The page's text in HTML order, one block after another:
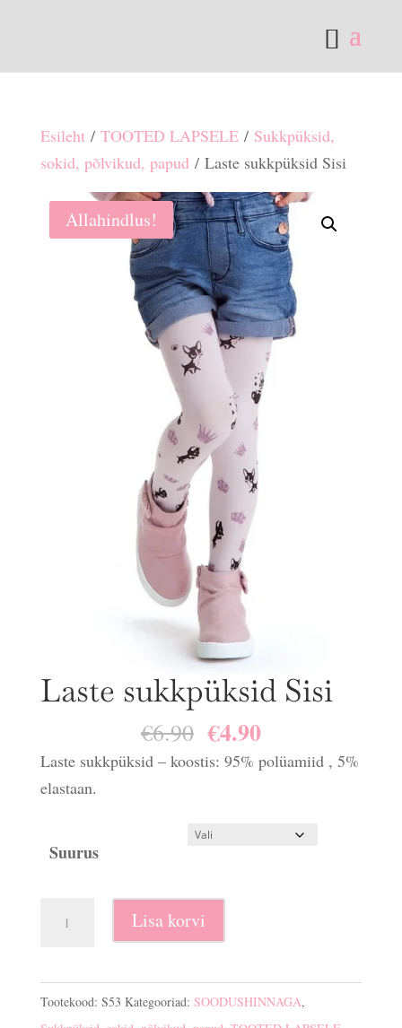
Esileht/ TOOTED LAPSELE/ Sukkpüksid,
sokid, põlvikud, papud/ Laste sukkpüksid Sisi
Allahindlus!
Laste sukkpüksid Sisi
€6.90 Algne
hind
€4.90Praegune
hind
Laste sukkpüksid – koostis: 95% polüamiid , 5%
elastaan.
Suurus
sukkpüksid
Lisa korvi
Tootekood: S53 Kategooriad: SOODUSHINNAGA,